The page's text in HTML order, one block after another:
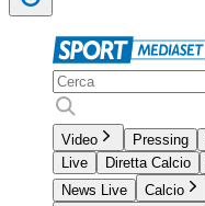
Video Pressing
Live
Diretta Calcio
News Live
Calcio